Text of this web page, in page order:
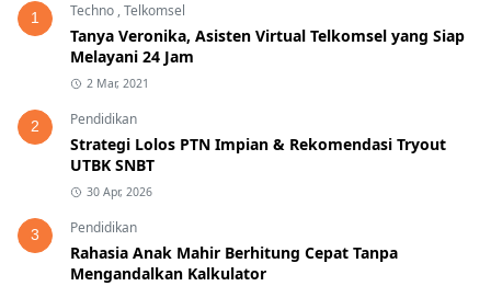
1 Techno ,Telkomsel
Tanya Veronika, Asisten Virtual Telkomsel yang Siap
Melayani 24 Jam
2 Mar, 2021
2 Pendidikan
Strategi Lolos PTN Impian & Rekomendasi Tryout
UTBK SNBT
30 Apr, 2026
3 Pendidikan
Rahasia Anak Mahir Berhitung Cepat Tanpa
Mengandalkan Kalkulator